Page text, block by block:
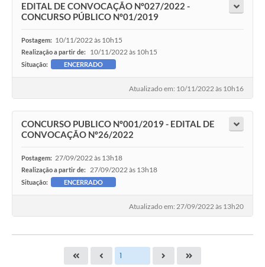
EDITAL DE CONVOCAÇÃO Nº027/2022 -
CONCURSO PÚBLICO Nº01/2019
Postagem: 10/11/2022 às 10h15
Realização a partir de: 10/11/2022 às 10h15
Situação: ENCERRADO
Atualizado em: 10/11/2022 às 10h16
CONCURSO PUBLICO Nº001/2019 - EDITAL DE
CONVOCAÇÃO Nº26/2022
Postagem: 27/09/2022 às 13h18
Realização a partir de: 27/09/2022 às 13h18
Situação: ENCERRADO
Atualizado em: 27/09/2022 às 13h20